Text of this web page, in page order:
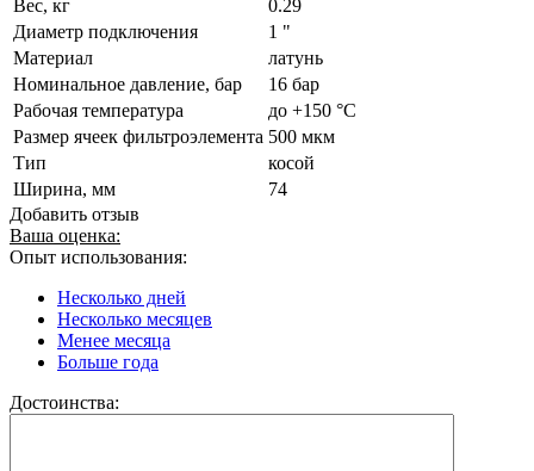
Вес, кг
0.29
Диаметр подключения
1 "
Материал
латунь
Номинальное давление, бар
16 бар
Рабочая температура
до +150 °C
Размер ячеек фильтроэлемента 500 мкм
Тип
косой
Ширина, мм
74
Добавить отзыв
Ваша оценка:
Опыт использования:
Несколько дней
Несколько месяцев
Менее месяца
Больше года
Достоинства: